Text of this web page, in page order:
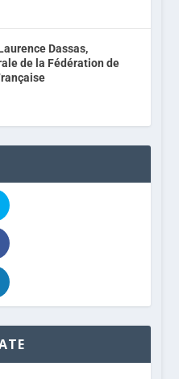
Dassas,
de la Fédération de